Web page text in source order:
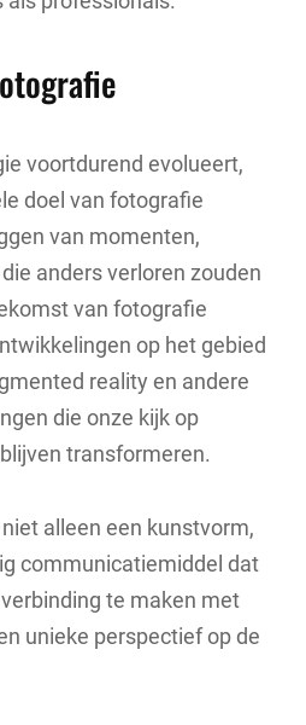
voortdurend evolueert,
doel van fotografie
van momenten,
anders verloren zouden
van fotografie
op het gebied
reality en andere
die onze kijk op
transformeren.
alleen een kunstvorm,
communicatiemiddel dat
te maken met
unieke perspectief op de